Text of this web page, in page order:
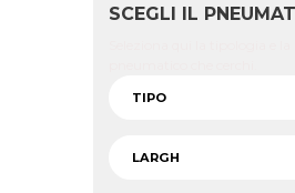
SCEGLI IL